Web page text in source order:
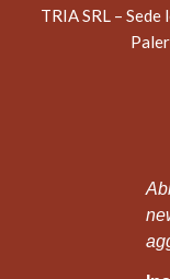
TRIA SRL – Sede